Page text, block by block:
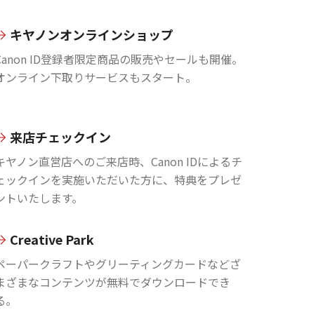
キヤノンオンラインショップ
ID登録者限定商品の販売やセールも開催。
ンライン下取りサービスもスタート。
来店チェックイン
ヤノン直営店へのご来店時、Canon IDによるチ
ックインを実施いただいた方に、特典をプレゼ
トいたします。
Creative Park
ーパークラフトやグリーティングカードなどざ
ざまなコンテンツが無料でダウンロードでき